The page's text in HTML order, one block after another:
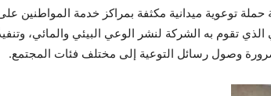
توعوية ميدانية مكثفة بمراكز خدمة المواطنين
تقوم به الشركة لنشر الوعي البيئي والمائي،
وصول رسائل التوعية إلى مختلف فئات المجتمع.